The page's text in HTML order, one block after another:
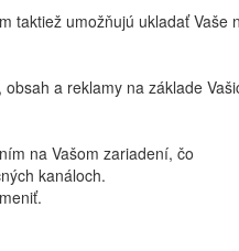
taktiež umožňujú ukladať Vaše
a reklamy na základe
na Vašom zariadení, čo
kanáloch.